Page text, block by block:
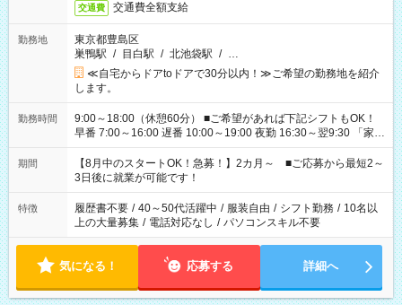
交通費 交通費全額支給
勤務地
東京都豊島区
巣鴨駅 / 目白駅 / 北池袋駅 / …
≪自宅からドアtoドアで30分以内！≫ご希望の勤務地を紹介
します。
勤務時間
9:00～18:00（休憩60分） ■ご希望があれば下記シフトもOK！
早番 7:00～16:00 遅番 10:00～19:00 夜勤 16:30～翌9:30 「家族
と休みを合わせたい」 「余裕を持って夕飯の準備がしたい」
「できれば残業はしたくない」 など、ご希望を教えてください
ね。 ※Wワーク希望の方へ 今ご覧のお仕事で希望する勤務時間
と、もう1つのお仕事の勤務時間。 合計で週40時間を超える場
合は応募できません。
期間
【8月中のスタートOK！急募！】2カ月～ ■ご応募から最短2～
3日後に就業が可能です！
特徴 履歴書不要 / 40～50代活躍中 / 服装自由 / シフト勤務 / 10名以
上の大量募集 / 電話対応なし / パソコンスキル不要
気になる！ 応募する 詳細へ